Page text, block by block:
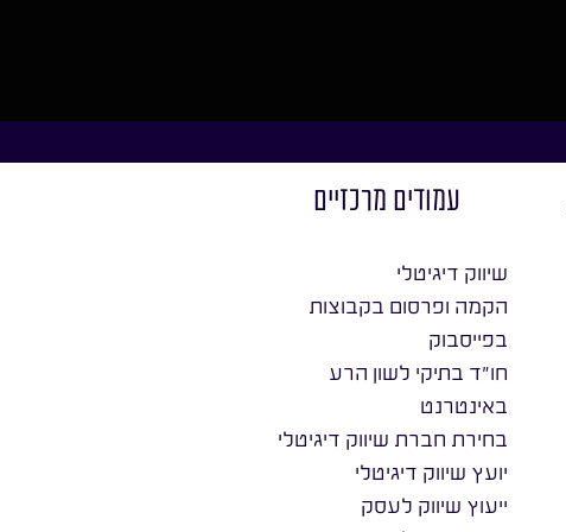
עמודים מרכזיים
שיווק דיגיטלי
הקמה ופרסום בקבוצות
בפייסבוק
חו״ד בתיקי לשון הרע
באינטרנט
בחירת חברת שיווק דיגיטלי
יועץ שיווק דיגיטלי
ייעוץ שיווק לעסק